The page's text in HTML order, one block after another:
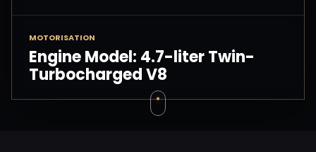
MOTORISATION
Engine Model: 4.7-liter Twin-
Turbocharged V8